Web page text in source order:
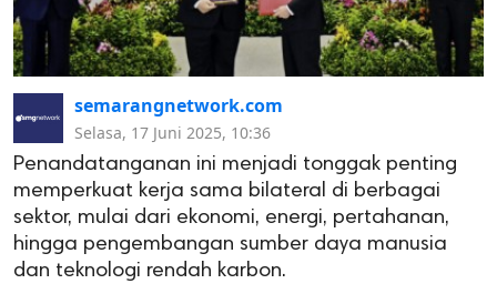
semarangnetwork.com
Selasa, 17 Juni 2025, 10:36
Penandatanganan ini menjadi tonggak penting
memperkuat kerja sama bilateral di berbagai
sektor, mulai dari ekonomi, energi, pertahanan,
hingga pengembangan sumber daya manusia
dan teknologi rendah karbon.